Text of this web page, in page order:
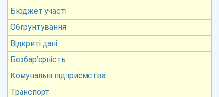
Бюджет участі
Обгрунтування
Відкриті дані
Безбар’єрність
Комунальні підприємства
Транспорт